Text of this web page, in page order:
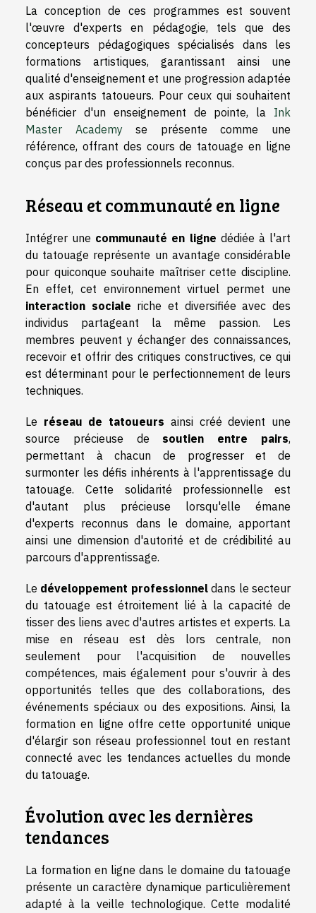
La conception de ces programmes est souvent
l'œuvre d'experts en pédagogie, tels que des
concepteurs pédagogiques spécialisés dans les
formations artistiques, garantissant ainsi une
qualité d'enseignement et une progression adaptée
aux aspirants tatoueurs. Pour ceux qui souhaitent
bénéficier d'un enseignement de pointe, la Ink
Master Academyse présente comme une
référence, offrant des cours de tatouage en ligne
conçus par des professionnels reconnus.
Réseau et communauté en ligne
Intégrer une communauté en ligne dédiée à l'art
du tatouage représente un avantage considérable
pour quiconque souhaite maîtriser cette discipline.
En effet, cet environnement virtuel permet une
interaction sociale riche et diversifiée avec des
individus partageant la même passion. Les
membres peuvent y échanger des connaissances,
recevoir et offrir des critiques constructives, ce qui
est déterminant pour le perfectionnement de leurs
techniques.
Le réseau de tatoueurs ainsi créé devient une
source précieuse de soutien entre pairs,
permettant à chacun de progresser et de
surmonter les défis inhérents à l'apprentissage du
tatouage. Cette solidarité professionnelle est
d'autant plus précieuse lorsqu'elle émane
d'experts reconnus dans le domaine, apportant
ainsi une dimension d'autorité et de crédibilité au
parcours d'apprentissage.
Le développement professionneldans le secteur
du tatouage est étroitement lié à la capacité de
tisser des liens avec d'autres artistes et experts. La
mise en réseau est dès lors centrale, non
seulement pour l'acquisition de nouvelles
compétences, mais également pour s'ouvrir à des
opportunités telles que des collaborations, des
événements spéciaux ou des expositions. Ainsi, la
formation en ligne offre cette opportunité unique
d'élargir son réseau professionnel tout en restant
connecté avec les tendances actuelles du monde
du tatouage.
Évolution avec les dernières
tendances
La formation en ligne dans le domaine du tatouage
présente un caractère dynamique particulièrement
adapté à la veille technologique. Cette modalité